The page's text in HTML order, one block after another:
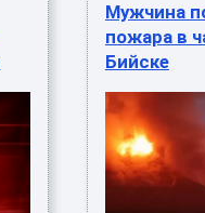
Мужчина
пожара в
Бийске